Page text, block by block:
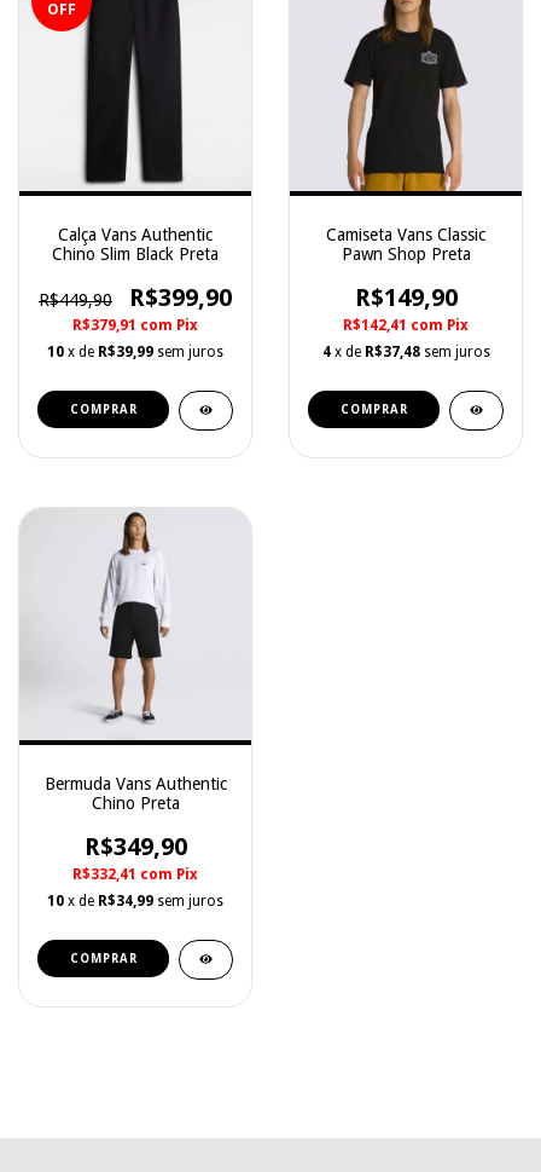
OFF
Calça Vans Authentic
Chino Slim Black Preta
R$449,90 R$399,90
R$379,91 com Pix
10 x de R$39,99 sem juros
COMPRAR
Camiseta Vans Classic
Pawn Shop Preta
R$149,90
R$142,41 com Pix
4 x de R$37,48 sem juros
COMPRAR
Bermuda Vans Authentic
Chino Preta
R$349,90
R$332,41 com Pix
10 x de R$34,99 sem juros
COMPRAR